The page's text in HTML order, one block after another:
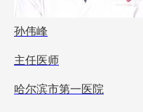
孙伟峰
主任医师
哈尔滨市第一医院